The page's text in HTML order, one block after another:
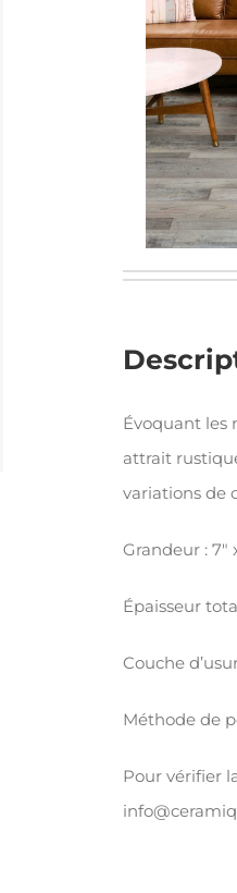
Évoquant les
attrait
variations de
Grandeur : 7″
Épaisseur
Couche
Méthode de
Pour vérifier